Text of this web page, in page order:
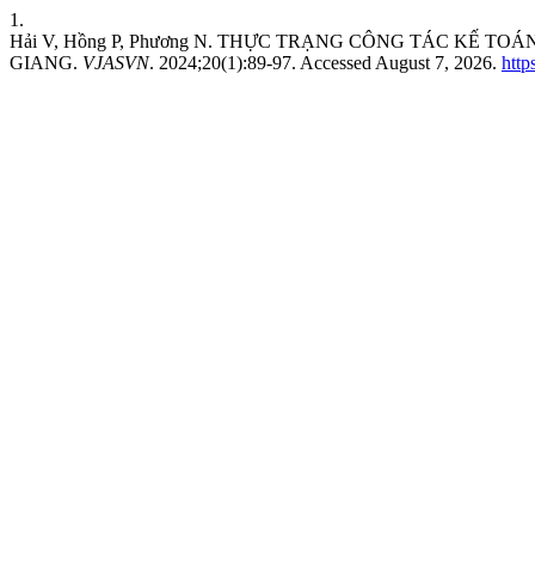
1.
Hải V, Hồng P, Phương N. THỰC TRẠNG CÔNG TÁC KẾ
GIANG. VJASVN. 2024;20(1):89-97. Accessed August 7, 2026.